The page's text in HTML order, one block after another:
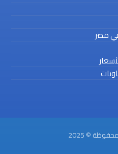
مصر
© 2025